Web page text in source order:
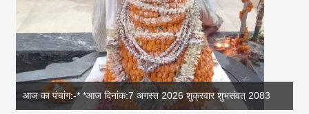
आज का पंचांग:-* *आज दिनांक:7 अगस्त 2026 शुक्रवार शुभसंवत् 2083